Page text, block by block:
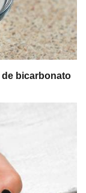
de bicarbonato